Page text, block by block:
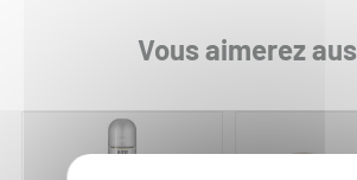
Vous aimerez